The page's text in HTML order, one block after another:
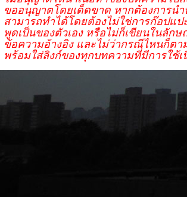
ขออนุญาตโดยเด็ดขาด หากต้องการนำ
สามารถทำได้โดยต้องไม่ใช่การก๊อปแ
พูดเป็นของตัวเอง หรือไม่ก็เขียนในลัก
ข้อความอ้างอิง และไม่ว่ากรณีไหนก็ตา
พร้อมใส่ลิงก์ของทุกบทความที่มีการใช้เ